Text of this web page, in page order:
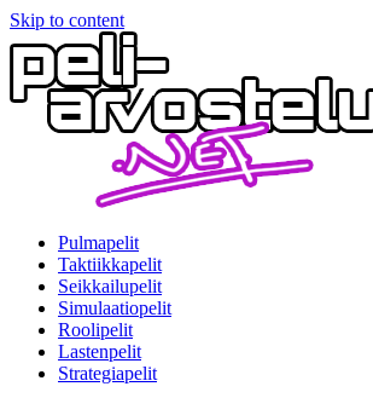
Skip to content
Pulmapelit
Taktiikkapelit
Seikkailupelit
Simulaatiopelit
Roolipelit
Lastenpelit
Strategiapelit